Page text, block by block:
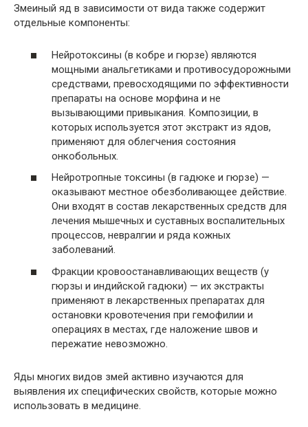
Змеиный яд в зависимости от вида также содержит
отдельные компоненты:
Нейротоксины (в кобре и гюрзе) являются
мощными анальгетиками и противосудорожными
средствами, превосходящими по эффективности
препараты на основе морфина и не
вызывающими привыкания. Композиции, в
которых используется этот экстракт из ядов,
применяют для облегчения состояния
онкобольных.
Нейротропные токсины (в гадюке и гюрзе) —
оказывают местное обезболивающее действие.
Они входят в состав лекарственных средств для
лечения мышечных и суставных воспалительных
процессов, невралгии и ряда кожных
заболеваний.
Фракции кровоостанавливающих веществ (у
гюрзы и индийской гадюки) — их экстракты
применяют в лекарственных препаратах для
остановки кровотечения при гемофилии и
операциях в местах, где наложение швов и
пережатие невозможно.
Яды многих видов змей активно изучаются для
выявления их специфических свойств, которые можно
использовать в медицине.